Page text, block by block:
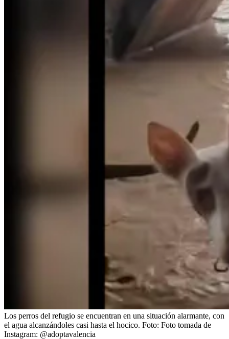
Los perros del refugio se encuentran en una situación alarmante, con
el agua alcanzándoles casi hasta el hocico. Foto: Foto tomada de
Instagram: @adoptavalencia